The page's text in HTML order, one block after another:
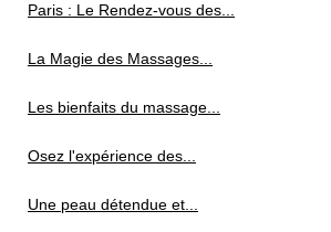
Paris : Le Rendez-vous des...
La Magie des Massages...
Les bienfaits du massage...
Osez l'expérience des...
Une peau détendue et...